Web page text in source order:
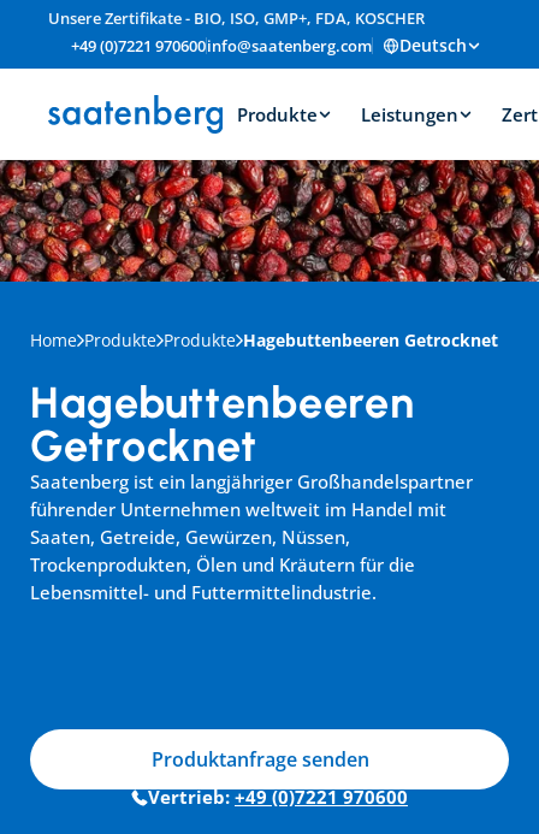
Unsere Zertifikate - BIO, ISO, GMP+, FDA, KOSCHER
+49 (0)7221 970600info@saatenberg.com Deutsch
Produkte Leistungen
Home Produkte Produkte Hagebuttenbeeren Getrocknet
Saatenberg ist ein langjähriger Großhandelspartner
führender Unternehmen weltweit im Handel mit
Saaten, Getreide, Gewürzen, Nüssen,
Trockenprodukten, Ölen und Kräutern für die
Lebensmittel- und Futtermittelindustrie.
Hagebuttenbeeren
Getrocknet
Vertrieb: +49 (0)7221 970600
Produktanfrage senden